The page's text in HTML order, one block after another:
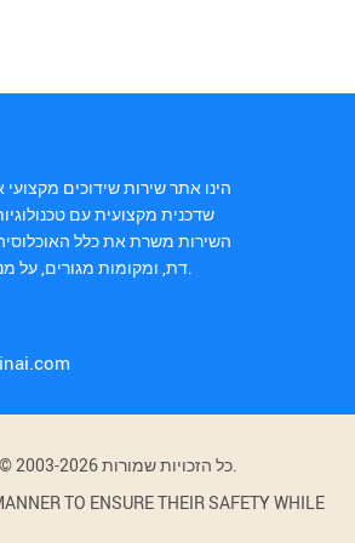
הינו אתר שירות שידוכים
שדכנית מקצועית עם
השירות משרת את כלל
דת, ומקומות מגורים, על מנת לעזור להם למצוא את זיווגם.
© 2003-2026 כל הזכויות שמורות.
TO ENSURE THEIR SAFETY WHILE